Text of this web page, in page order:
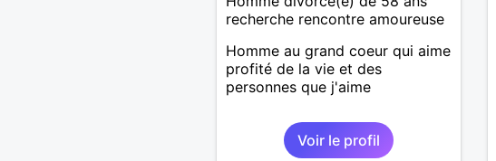
recherche rencontre amoureuse
Homme au grand coeur qui aime
profité de la vie et des
personnes que j'aime
Voir le profil